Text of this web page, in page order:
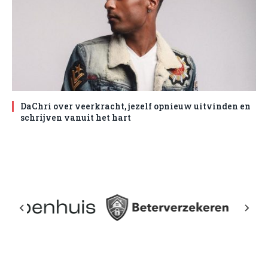
DaChri over veerkracht, jezelf opnieuw uitvinden en
schrijven vanuit het hart